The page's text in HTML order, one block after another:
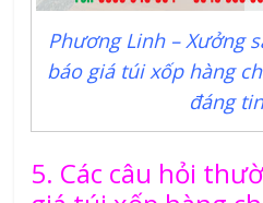
Phương Linh – Xưởng
báo giá túi xốp hàng
đáng
5. Các câu hỏi